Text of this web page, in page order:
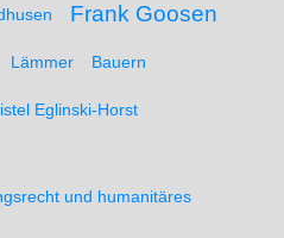
Frank Goosen
Lämmer Bauern
Eglinski-Horst
und humanitäres